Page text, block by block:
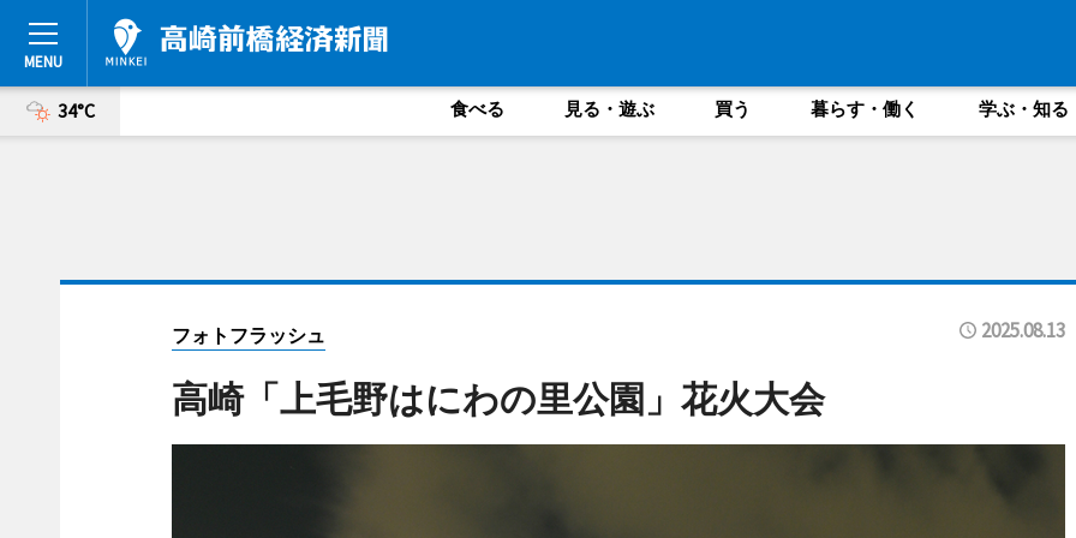
34°C 食べる 見る・遊ぶ 買う 暮らす・働く 学ぶ・知る
フォトフラッシュ 2025.08.13
高崎「上毛野はにわの里公園」花火大会